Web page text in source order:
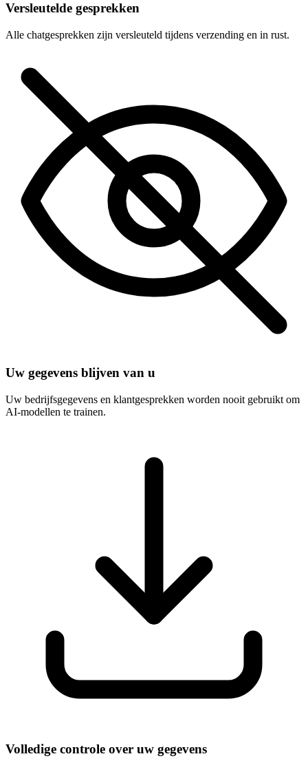
Versleutelde gesprekken
Alle chatgesprekken zijn versleuteld tijdens verzending en in rust.
Uw gegevens blijven van u
Uw bedrijfsgegevens en klantgesprekken worden nooit gebruikt om
AI-modellen te trainen.
Volledige controle over uw gegevens